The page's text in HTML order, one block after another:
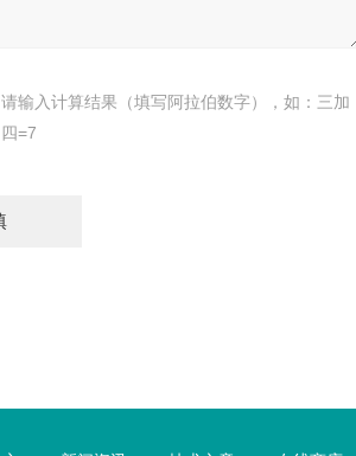
请输入计算结果（填写阿拉伯数字），如：三加
四=7